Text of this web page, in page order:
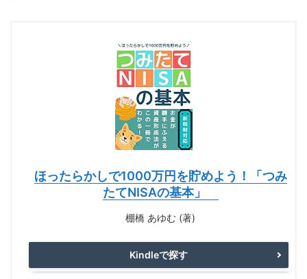
ほったらかしで1000万円を貯めよう！「つみ
たてNISAの基本」
棚橋 あゆむ (著)
Kindleで探す